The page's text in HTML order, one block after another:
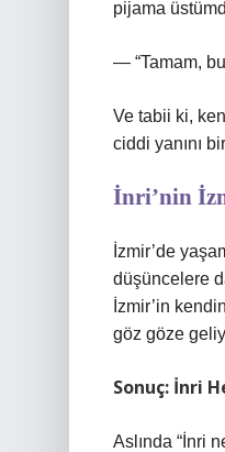
pijama
— “Tamam,
Ve tabii ki,
ciddi yanını
İnri’nin
İzmir’de
düşüncelere
İzmir’in
göz göze
Sonuç: İnri
Aslında “İnri